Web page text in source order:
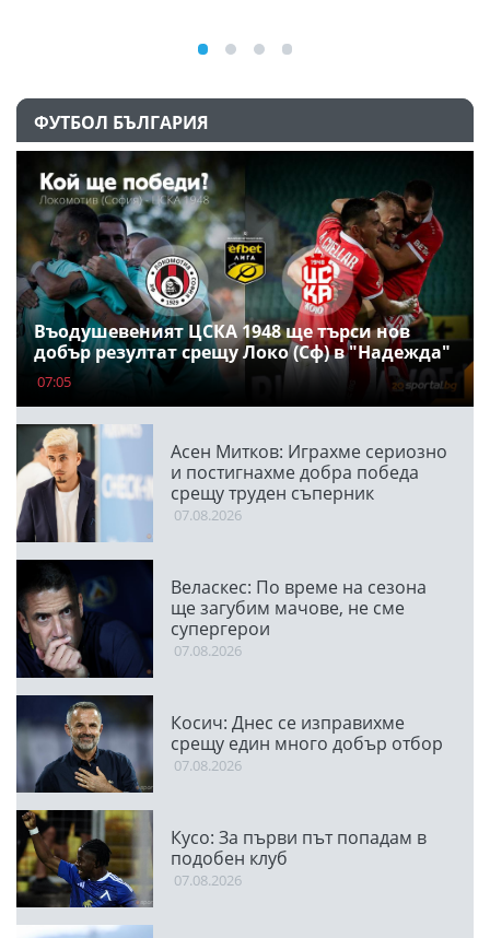
ФУТБОЛ БЪЛГАРИЯ
Въодушевеният ЦСКА 1948 ще търси нов
добър резултат срещу Локо (Сф) в "Надежда"
07:05
Асен Митков: Играхме сериозно
и постигнахме добра победа
срещу труден съперник
07.08.2026
Веласкес: По време на сезона
ще загубим мачове, не сме
супергерои
07.08.2026
Косич: Днес се изправихме
срещу един много добър отбор
07.08.2026
Кусо: За първи път попадам в
подобен клуб
07.08.2026